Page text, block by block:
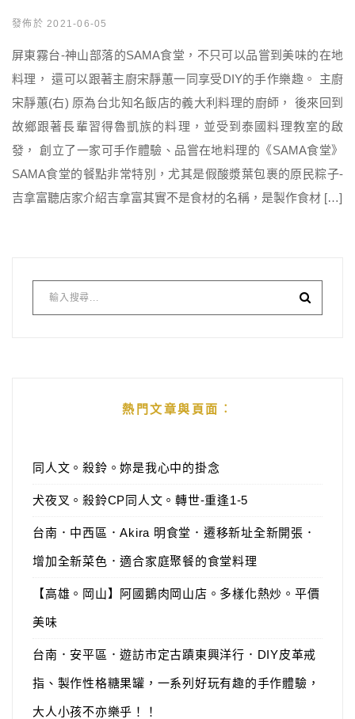
發佈於 2021-06-05
屏東霧台-神山部落的SAMA食堂，不只可以品嘗到美味的在地
料理， 還可以跟著主廚宋靜蕙一同享受DIY的手作樂趣。 主廚
宋靜蕙(右) 原為台北知名飯店的義大利料理的廚師， 後來回到
故鄉跟著長輩習得魯凱族的料理，並受到泰國料理教室的啟
發， 創立了一家可手作體驗、品嘗在地料理的《SAMA食堂》
SAMA食堂的餐點非常特別，尤其是假酸漿葉包裹的原民粽子-
吉拿富聽店家介紹吉拿富其實不是食材的名稱，是製作食材 […]
熱門文章與頁面︰
同人文。殺鈴。妳是我心中的掛念
犬夜叉。殺鈴CP同人文。轉世-重逢1-5
台南．中西區．Akira 明食堂．遷移新址全新開張．
增加全新菜色．適合家庭聚餐的食堂料理
【高雄。岡山】阿國鵝肉岡山店。多樣化熱炒。平價
美味
台南．安平區．遊訪市定古蹟東興洋行．DIY皮革戒
指、製作性格糖果罐，一系列好玩有趣的手作體驗，
大人小孩不亦樂乎！！